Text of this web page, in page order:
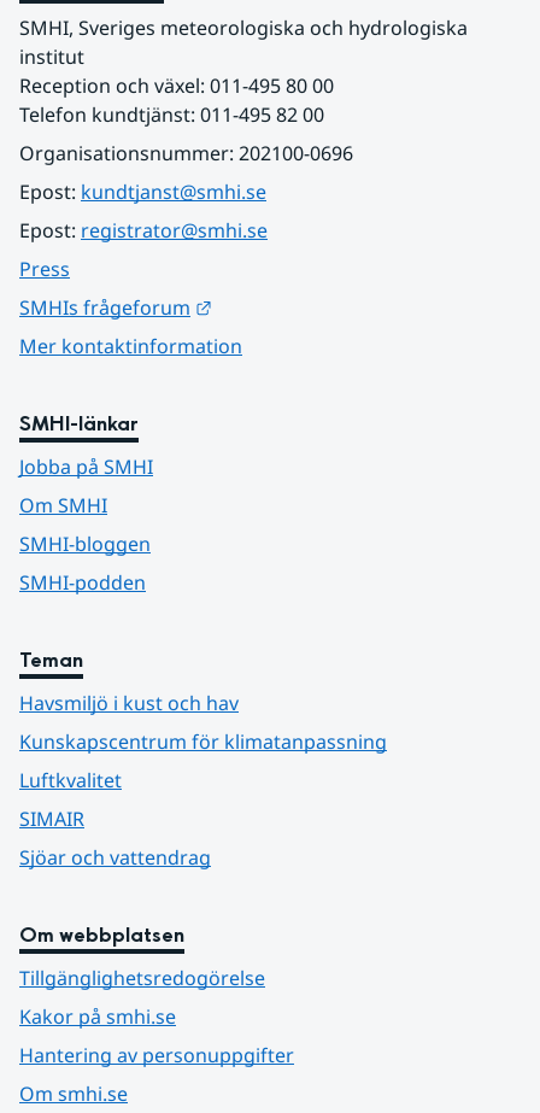
SMHI, Sveriges meteorologiska och hydrologiska
institut
Reception och växel: 011-495 80 00
Telefon kundtjänst: 011-495 82 00
Organisationsnummer: 202100-0696
Epost: kundtjanst@smhi.se
Epost: registrator@smhi.se
Press
SMHIs frågeforum
Mer kontaktinformation
SMHI-länkar
Jobba på SMHI
Om SMHI
SMHI-bloggen
SMHI-podden
Teman
Havsmiljö i kust och hav
Kunskapscentrum för klimatanpassning
Luftkvalitet
SIMAIR
Sjöar och vattendrag
Om webbplatsen
Tillgänglighetsredogörelse
Kakor på smhi.se
Hantering av personuppgifter
Om smhi.se